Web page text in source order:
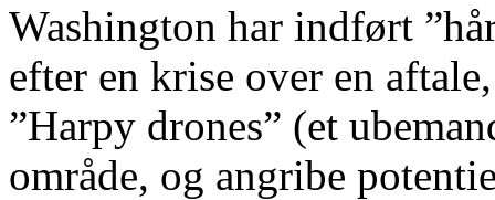
Washington har indført
efter en krise over en
”Harpy drones” (et
område, og angribe